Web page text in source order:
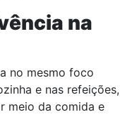
na
no mesmo foco
e nas refeições,
meio da comida e